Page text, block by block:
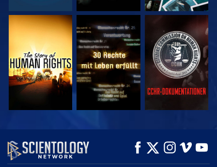
ANSEHEN ANSEHEN ANSEHEN
ANSEHEN
SERIE
ENTDECKEN